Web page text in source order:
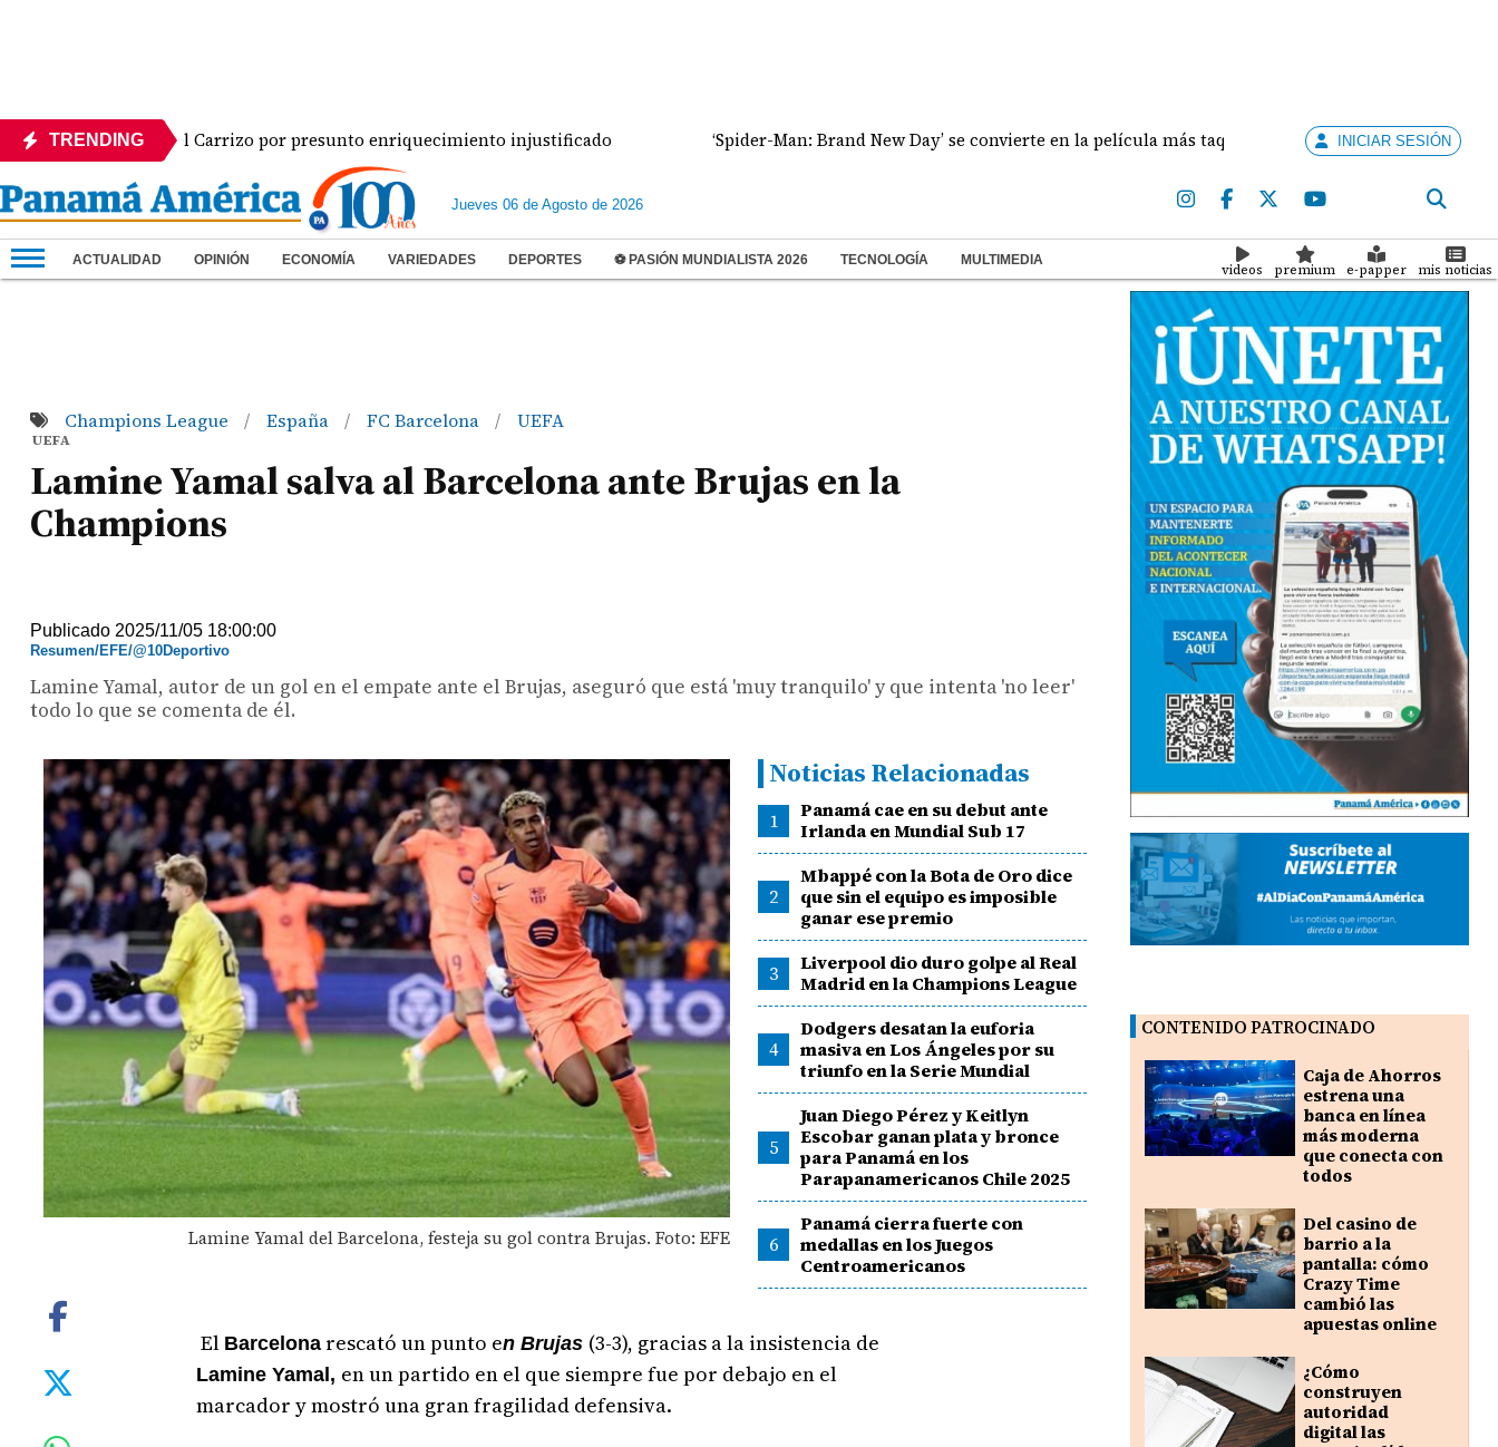
TRENDING
José Gabriel Carrizo por presunto enriquecimiento injustificado ‘Spider-Man: Brand New Day’ se convierte en la película más taquillera de 2026 Panamá
INICIAR SESIÓN
Jueves 06 de Agosto de 2026
ACTUALIDAD OPINIÓN ECONOMÍA VARIEDADES DEPORTES ⚽ PASIÓN MUNDIALISTA 2026 TECNOLOGÍA MULTIMEDIA
videos premium e-papper mis noticias
Champions League / España / FC Barcelona / UEFA
UEFA
Lamine Yamal salva al Barcelona ante Brujas en la
Champions
Publicado 2025/11/05 18:00:00
Resumen/EFE/@10Deportivo
Lamine Yamal, autor de un gol en el empate ante el Brujas, aseguró que está 'muy tranquilo' y que intenta 'no leer'
todo lo que se comenta de él.
Lamine Yamal del Barcelona, festeja su gol contra Brujas. Foto: EFE
Noticias Relacionadas
1
Panamá cae en su debut ante
Irlanda en Mundial Sub 17
2
Mbappé con la Bota de Oro dice
que sin el equipo es imposible
ganar ese premio
3
Liverpool dio duro golpe al Real
Madrid en la Champions League
4
Dodgers desatan la euforia
masiva en Los Ángeles por su
triunfo en la Serie Mundial
5
Juan Diego Pérez y Keitlyn
Escobar ganan plata y bronce
para Panamá en los
Parapanamericanos Chile 2025
6
Panamá cierra fuerte con
medallas en los Juegos
Centroamericanos
El Barcelonarescató un punto en Brujas (3-3), gracias a la insistencia de
Lamine Yamal, en un partido en el que siempre fue por debajo en el
marcador y mostró una gran fragilidad defensiva.
CONTENIDO PATROCINADO
Caja de Ahorros
estrena una
banca en línea
más moderna
que conecta con
todos
Del casino de
barrio a la
pantalla: cómo
Crazy Time
cambió las
apuestas online
¿Cómo
construyen
autoridad
digital las